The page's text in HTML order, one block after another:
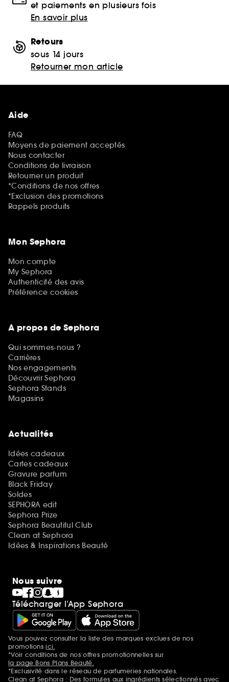
et paiements en plusieurs fois
En savoir plus
Retours
sous 14 jours
Retourner mon article
Aide
FAQ
Moyens de paiement acceptés
Nous contacter
Conditions de livraison
Retourner un produit
*Conditions de nos offres
*Exclusion des promotions
Rappels produits
Mon Sephora
Mon compte
My Sephora
Authenticité des avis
Préférence cookies
A propos de Sephora
Qui sommes-nous ?
Carrières
Nos engagements
Découvrir Sephora
Sephora Stands
Magasins
Actualités
Idées cadeaux
Cartes cadeaux
Gravure parfum
Black Friday
Soldes
SEPHORA edit
Sephora Prize
Sephora Beautiful Club
Clean at Sephora
Idées & Inspirations Beauté
Nous suivre
Télécharger l’App Sephora
Mentions additionnelles
Vous pouvez consulter la liste des marques exclues de nos
promotionsici.
*Voir conditions de nos offres promotionnelles sur
la page Bons Plans Beauté.
*Exclusivité dans le réseau de parfumeries nationales.
Clean at Sephora : Des formules aux ingrédients sélectionnés avec